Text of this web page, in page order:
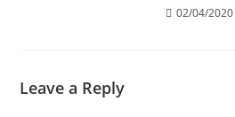
02/04/2020
Leave a Reply